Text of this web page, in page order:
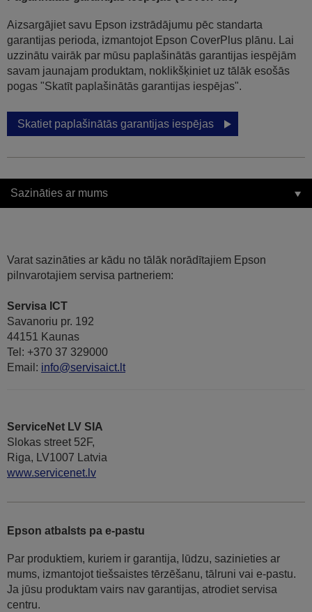
Aizsargājiet savu Epson izstrādājumu pēc standarta
garantijas perioda, izmantojot Epson CoverPlus plānu. Lai
uzzinātu vairāk par mūsu paplašinātās garantijas iespējām
savam jaunajam produktam, noklikšķiniet uz tālāk esošās
pogas "Skatīt paplašinātās garantijas iespējas".
Skatiet paplašinātās garantijas iespējas
Sazināties ar mums
Varat sazināties ar kādu no tālāk norādītajiem Epson
pilnvarotajiem servisa partneriem:
Servisa ICT
Savanoriu pr. 192
44151 Kaunas
Tel: +370 37 329000
Email: info@servisaict.lt
ServiceNet LV SIA
Slokas street 52F,
Riga, LV1007 Latvia
www.servicenet.lv
Epson atbalsts pa e-pastu
Par produktiem, kuriem ir garantija, lūdzu, sazinieties ar
mums, izmantojot tiešsaistes tērzēšanu, tālruni vai e-pastu.
Ja jūsu produktam vairs nav garantijas, atrodiet servisa
centru.